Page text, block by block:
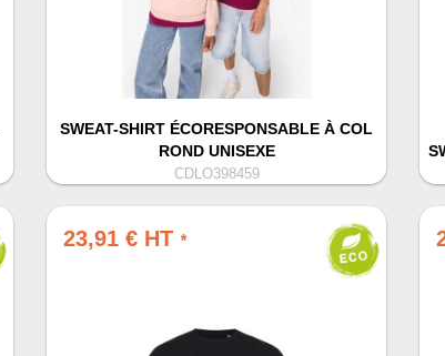
SWEAT-SHIRT ÉCORESPONSABLE À COL
ROND UNISEXE
CDLO398459
23,91 € HT *